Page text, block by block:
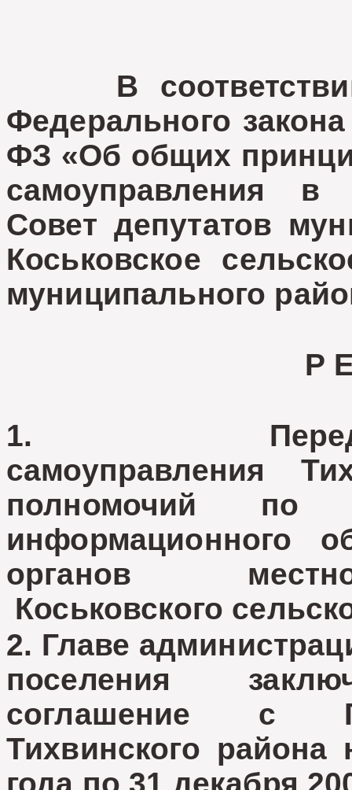
В соответствии
Федерального
ФЗ «Об общих
самоуправления в
Совет депутатов
Коськовское
муниципального
Р
1. Передать
самоуправления
полномочий по
информационного
органов
Коськовского
2. Главе
поселения
соглашение с
Тихвинского